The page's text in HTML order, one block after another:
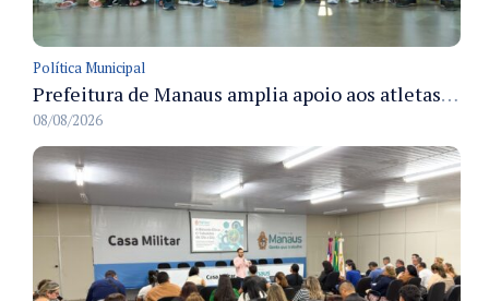
Política Municipal
Prefeitura de Manaus amplia apoio aos atletas de 100 para 150 beneficiados a partir do próximo ano
08/08/2026